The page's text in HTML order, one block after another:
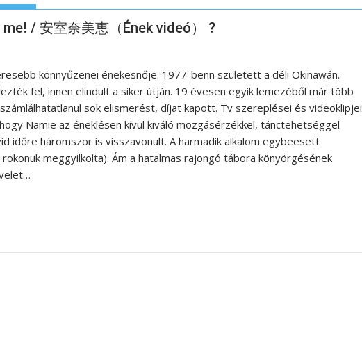
/ 安室奈美恵（Ének videó） ?
könnyűzenei énekesnője. 1977-benn született a déli Okinawán.
fel, innen elindult a siker útján. 19 évesen egyik lemezéből már több
sok elismerést, díjat kapott. Tv szereplései és videoklipjei
Namie az éneklésen kívül kiváló mozgásérzékkel, tánctehetséggel
időre háromszor is visszavonult. A harmadik alkalom egybeesett
meggyilkolta). Ám a hatalmas rajongó tábora könyörgésének